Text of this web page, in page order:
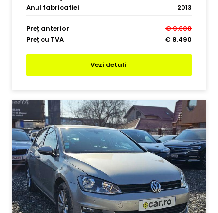
Anul fabricatiei
2013
Preț anterior
€ 9.000
Preț cu TVA
€ 8.490
Vezi detalii